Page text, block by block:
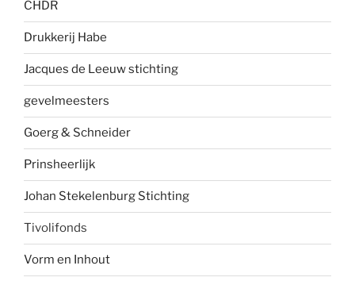
CHDR
Drukkerij Habe
Jacques de Leeuw stichting
gevelmeesters
Goerg & Schneider
Prinsheerlijk
Johan Stekelenburg Stichting
Tivolifonds
Vorm en Inhout